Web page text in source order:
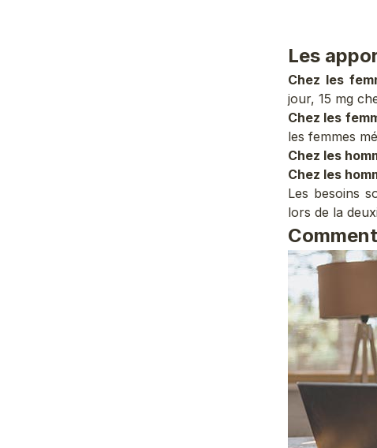
Les
Chez les
jour, 15 mg
Chez les
les femmes
Chez les
Chez les
Les besoins
lors de la